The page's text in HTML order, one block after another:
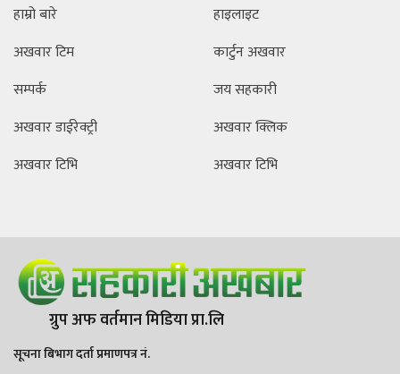
हाम्रो बारे
अखवार टिम
सम्पर्क
अखवार डाईरेक्ट्री
अखवार टिभि
हाइलाइट
कार्टुन अखवार
जय सहकारी
अखवार क्लिक
अखवार टिभि
ग्रुप अफ वर्तमान मिडिया प्रा.लि
सूचना बिभाग दर्ता प्रमाणपत्र नं.